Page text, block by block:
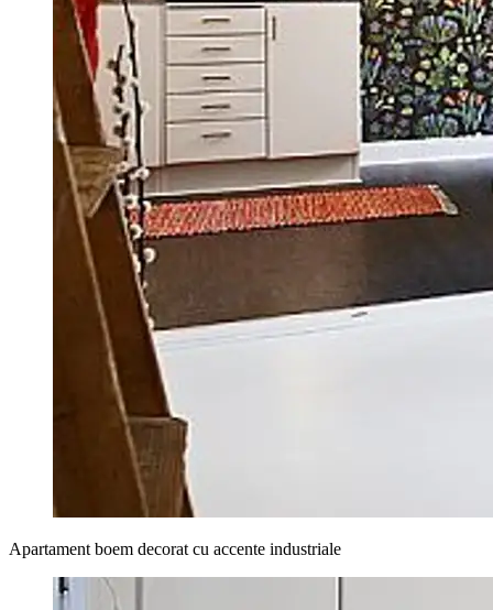
Apartament boem decorat cu accente industriale